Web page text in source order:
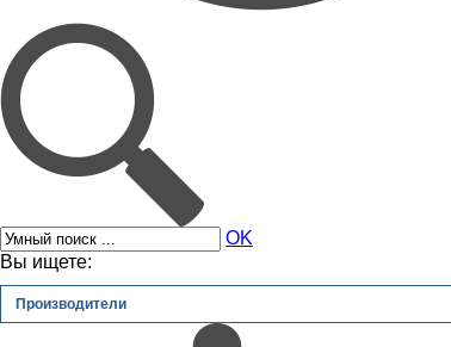
OK
Вы ищете:
Производители